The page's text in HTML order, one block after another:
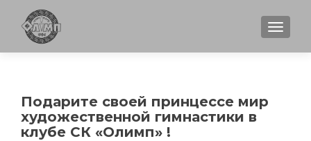
Подарите своей принцессе мир
художественной гимнастики в
клубе СК «Олимп» !